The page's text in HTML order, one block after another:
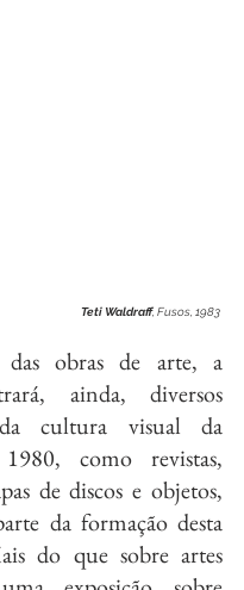
Teti Waldraff, Fusos, 1983
ainda, diversos
cultura visual da
como revistas,
de discos e objetos,
da formação desta
do que sobre artes